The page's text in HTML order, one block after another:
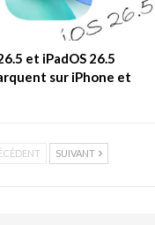
et iPadOS 26.5
sur iPhone et
SUIVANT